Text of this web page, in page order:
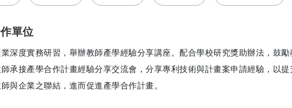
單位
深度實務研習，舉辦教師產學經驗分享講座。配合學校研究獎助辦法，鼓
承接產學合作計畫經驗分享交流會，分享專利技術與計畫案申請經驗，以
與企業之聯結，進而促進產學合作計畫。